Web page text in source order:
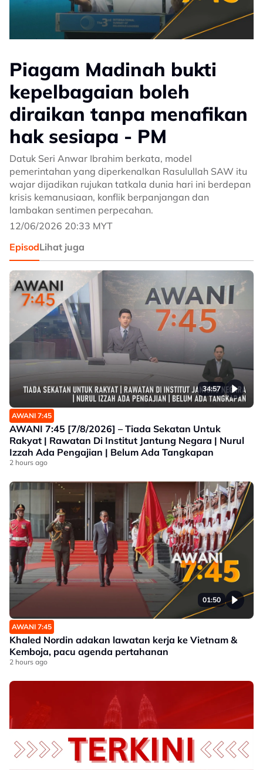
Piagam Madinah bukti
kepelbagaian boleh
diraikan tanpa menafikan
hak sesiapa - PM
Datuk Seri Anwar Ibrahim berkata, model
pemerintahan yang diperkenalkan Rasulullah SAW itu
wajar dijadikan rujukan tatkala dunia hari ini berdepan
krisis kemanusiaan, konflik berpanjangan dan
lambakan sentimen perpecahan.
12/06/2026 20:33 MYT
EpisodLihat juga
34:57
AWANI 7:45
AWANI 7:45 [7/8/2026] – Tiada Sekatan Untuk
Rakyat | Rawatan Di Institut Jantung Negara | Nurul
Izzah Ada Pengajian | Belum Ada Tangkapan
2 hours ago
01:50
AWANI 7:45
Khaled Nordin adakan lawatan kerja ke Vietnam &
Kemboja, pacu agenda pertahanan
2 hours ago